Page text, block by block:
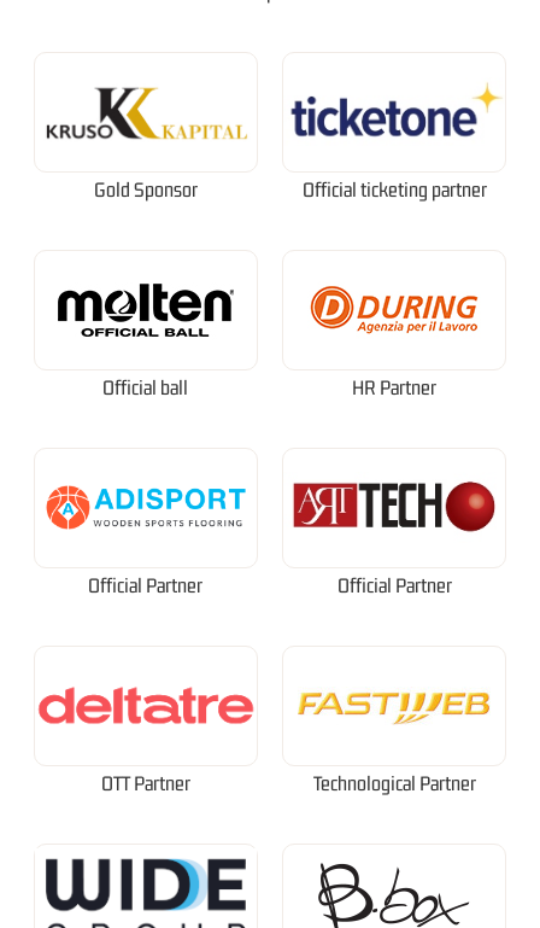
Gold Sponsor Official ticketing partner
Official ball HR Partner
Official Partner Official Partner
OTT Partner Technological Partner